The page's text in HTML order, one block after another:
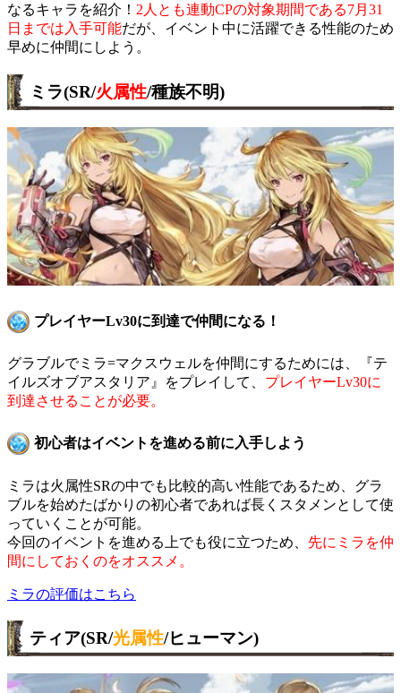
なるキャラを紹介！ 2人とも連動CPの対象期間である7月31
日までは入手可能だが、イベント中に活躍できる性能のため
早めに仲間にしよう。
ミラ(SR/火属性/種族不明)
プレイヤーLv30に到達で仲間になる！
グラブルでミラ=マクスウェルを仲間にするためには、『テ
イルズオブアスタリア』をプレイして、 プレイヤーLv30に
到達させることが必要。
初心者はイベントを進める前に入手しよう
ミラは火属性SRの中でも比較的高い性能であるため、グラ
ブルを始めたばかりの初心者であれば長くスタメンとして使
っていくことが可能。
今回のイベントを進める上でも役に立つため、 先にミラを仲
間にしておくのをオススメ。
ミラの評価はこちら
ティア(SR/光属性/ヒューマン)